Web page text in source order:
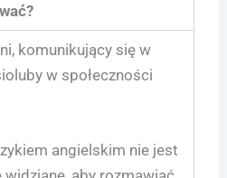
komunikujący się w
w społeczności
angielskim nie jest